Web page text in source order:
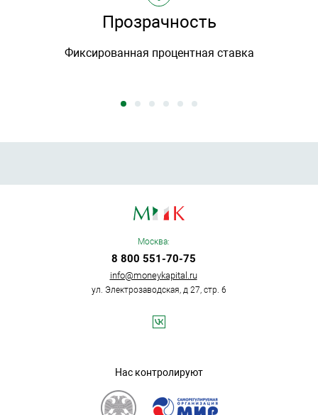
Прозрачность
Фиксированная процентная ставка
Москва:
8 800 551-70-75
info@moneykapital.ru
ул. Электрозаводская, д 27, стр. 6
Нас контролируют